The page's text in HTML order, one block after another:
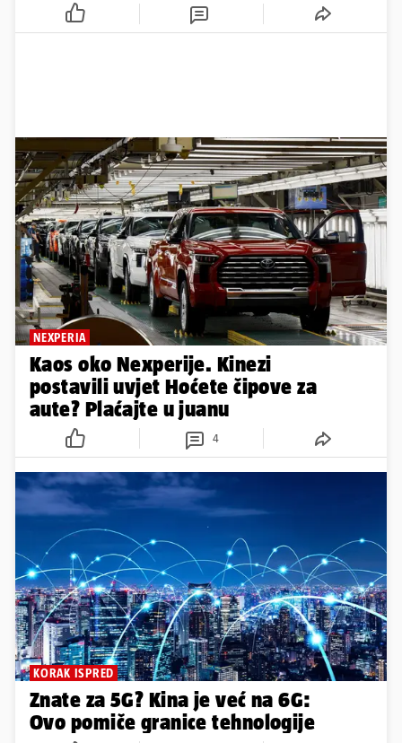
NEXPERIA
Kaos oko Nexperije. Kinezi
postavili uvjet Hoćete čipove za
aute? Plaćajte u juanu
4
KORAK ISPRED
Znate za 5G? Kina je već na 6G:
Ovo pomiče granice tehnologije